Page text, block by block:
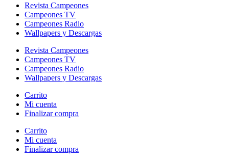
Revista Campeones
Campeones TV
Campeones Radio
Wallpapers y Descargas
Revista Campeones
Campeones TV
Campeones Radio
Wallpapers y Descargas
Carrito
Mi cuenta
Finalizar compra
Carrito
Mi cuenta
Finalizar compra